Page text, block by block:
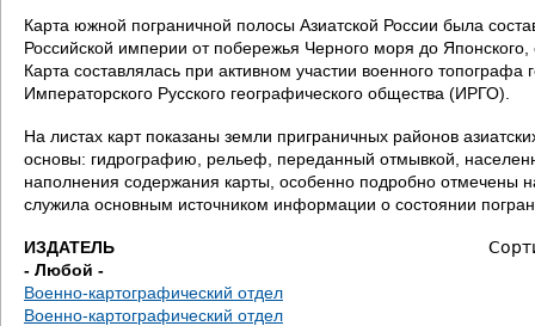
В
ы
д
е
с
ь
Карта южной пограничной полосы Азиатской России была
Российской империи от побережья Черного моря до
Карта составлялась при активном участии военного
Императорского Русского географического общества (ИРГО).
На листах карт показаны земли приграничных районов
основы: гидрографию, рельеф, переданный отмывкой,
наполнения содержания карты, особенно подробно отмечены
служила основным источником информации о состоянии
ИЗДАТЕЛЬ
- Любой -
Военно-картографический отдел
Военно-картографический отдел